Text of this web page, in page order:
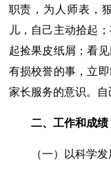
职责，为人师表，
儿，自己主动拾起
起捡果皮纸屑；看
有损校誉的事，立
家长服务的意识。自
二、工作和成绩
（一）以科学